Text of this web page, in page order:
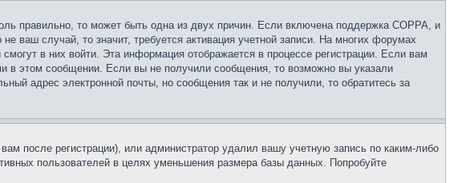
правильно, то может быть одна из двух причин. Если включена поддержка COPPA, и
ваш случай, то значит, требуется активация учетной записи. На многих форумах
в них войти. Эта информация отображается в процессе регистрации. Если вам
в этом сообщении. Если вы не получили сообщения, то возможно вы указали
адрес электронной почты, но сообщения так и не получили, то обратитесь за
после регистрации), или администратор удалил вашу учетную запись по каким-либо
пользователей в целях уменьшения размера базы данных. Попробуйте